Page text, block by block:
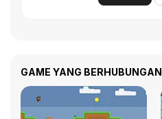
GAME YANG BERHUBUNGAN